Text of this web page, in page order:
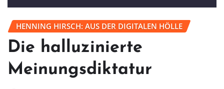
HENNING HIRSCH: AUS DER DIGITALEN HÖLLE
Die halluzinierte
Meinungsdiktatur